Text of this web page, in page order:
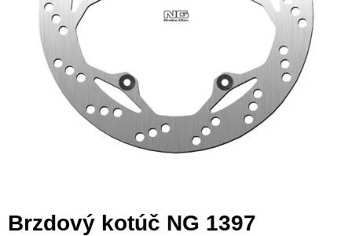
Brzdový kotúč NG 1397